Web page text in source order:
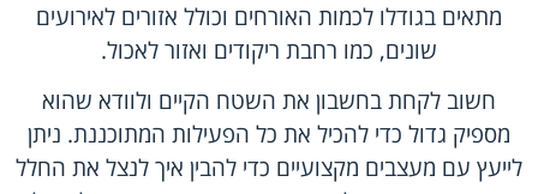
מתאים בגודלו לכמות האורחים וכולל אזורים לאירועים
שונים, כמו רחבת ריקודים ואזור לאכול.
חשוב לקחת בחשבון את השטח הקיים ולוודא שהוא
מספיק גדול כדי להכיל את כל הפעילות המתוכננת. ניתן
לייעץ עם מעצבים מקצועיים כדי להבין איך לנצל את החלל